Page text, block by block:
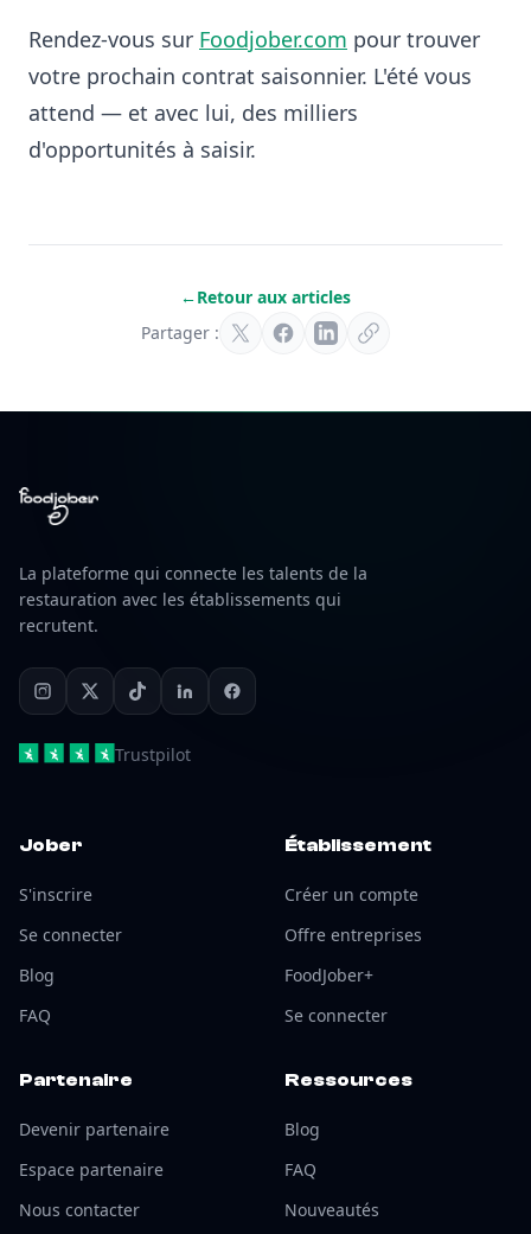
Rendez-vous sur Foodjober.com pour trouver
votre prochain contrat saisonnier. L'été vous
attend — et avec lui, des milliers
d'opportunités à saisir.
←Retour aux articles
Partager :
La plateforme qui connecte les talents de la
restauration avec les établissements qui
recrutent.
Trustpilot
Jober
S'inscrire
Se connecter
Blog
FAQ
Établissement
Créer un compte
Offre entreprises
FoodJober+
Se connecter
Partenaire
Devenir partenaire
Espace partenaire
Nous contacter
Ressources
Blog
FAQ
Nouveautés